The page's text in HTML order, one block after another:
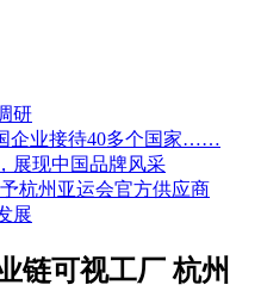
研
企业接待40多个国家……
展现中国品牌风采
杭州亚运会官方供应商
展
链可视工厂 杭州